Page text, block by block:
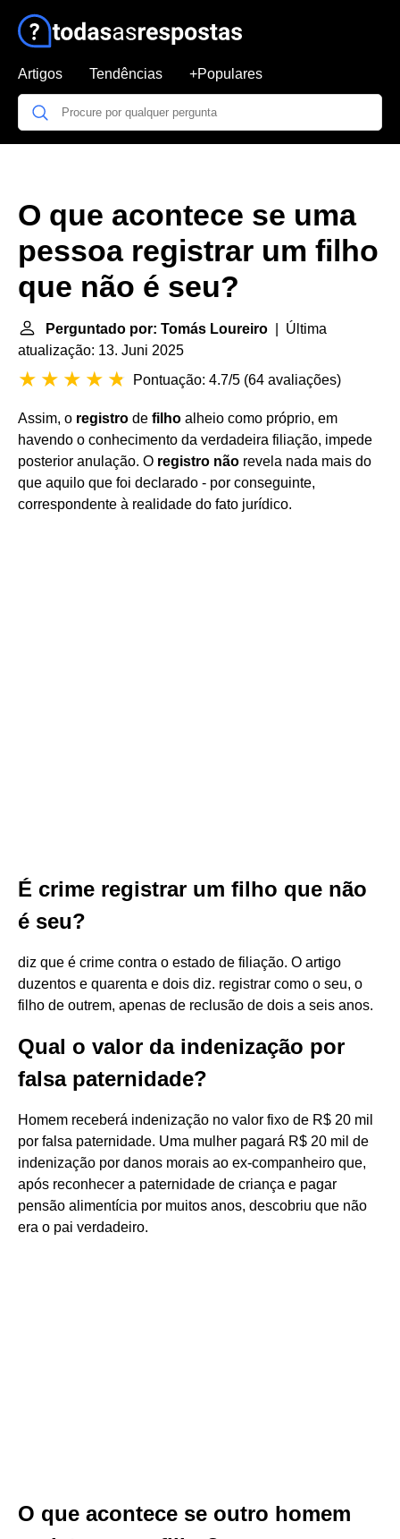
Artigos Tendências +Populares
O que acontece se uma
pessoa registrar um filho
que não é seu?
Perguntado por: Tomás Loureiro | Última
atualização: 13. Juni 2025
Pontuação: 4.7/5 (64 avaliações)
Assim, o registro de filho alheio como próprio, em
havendo o conhecimento da verdadeira filiação, impede
posterior anulação. O registro não revela nada mais do
que aquilo que foi declarado - por conseguinte,
correspondente à realidade do fato jurídico.
É crime registrar um filho que não
é seu?
diz que é crime contra o estado de filiação. O artigo
duzentos e quarenta e dois diz. registrar como o seu, o
filho de outrem, apenas de reclusão de dois a seis anos.
Qual o valor da indenização por
falsa paternidade?
Homem receberá indenização no valor fixo de R$ 20 mil
por falsa paternidade. Uma mulher pagará R$ 20 mil de
indenização por danos morais ao ex-companheiro que,
após reconhecer a paternidade de criança e pagar
pensão alimentícia por muitos anos, descobriu que não
era o pai verdadeiro.
O que acontece se outro homem